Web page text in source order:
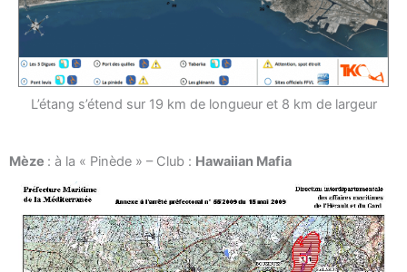
L’étang s’étend sur 19 km de longueur et 8 km de largeur
Mèze : à la « Pinède » – Club : Hawaiian Mafia